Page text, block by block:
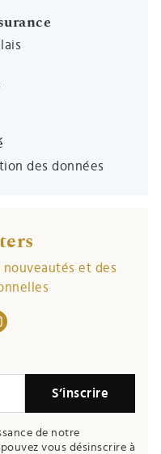
des données
nouveautés et des
S’inscrire
de notre
vous désinscrire à